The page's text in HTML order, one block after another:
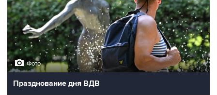
Фото
Празднование дня ВДВ